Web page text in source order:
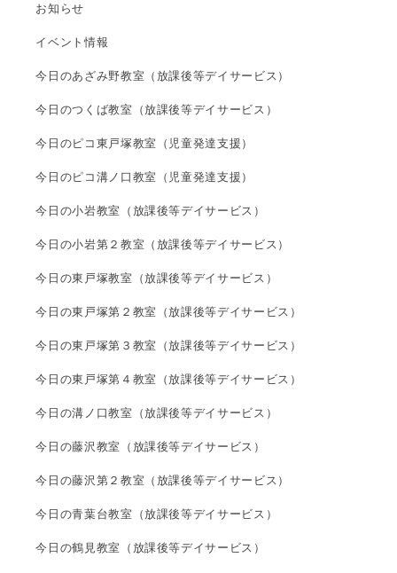
お知らせ
イベント情報
今日のあざみ野教室（放課後等デイサービス）
今日のつくば教室（放課後等デイサービス）
今日のピコ東戸塚教室（児童発達支援）
今日のピコ溝ノ口教室（児童発達支援）
今日の小岩教室（放課後等デイサービス）
今日の小岩第２教室（放課後等デイサービス）
今日の東戸塚教室（放課後等デイサービス）
今日の東戸塚第２教室（放課後等デイサービス）
今日の東戸塚第３教室（放課後等デイサービス）
今日の東戸塚第４教室（放課後等デイサービス）
今日の溝ノ口教室（放課後等デイサービス）
今日の藤沢教室（放課後等デイサービス）
今日の藤沢第２教室（放課後等デイサービス）
今日の青葉台教室（放課後等デイサービス）
今日の鶴見教室（放課後等デイサービス）